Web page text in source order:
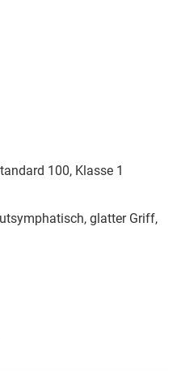
100, Klasse 1
glatter Griff,